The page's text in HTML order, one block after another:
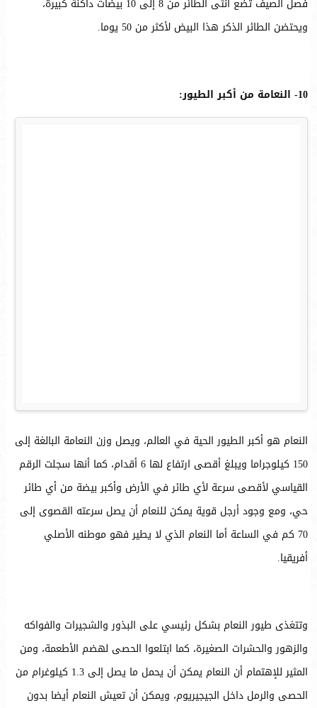
فصل الصيف تضع أنثى الطائر من 8 إلى 10 بيضات داكنة كبيرة،
ويحتضن الطائر الذكر هذا البيض لأكثر من 50 يوما.
10- النعامة من أكبر الطيور:
النعام هو أكبر الطيور الحية في العالم، ويصل وزن النعامة البالغة إلى
150 كيلوجراما ويبلغ أقصى ارتفاع لها 6 أقدام، كما أنها سجلت الرقم
القياسي لأقصى سرعة لأي طائر في الأرض وأكبر بيضة من أي طائر
حي، ومع وجود أرجل قوية يمكن للنعام أن يصل سرعته القصوى إلى
70 كم في الساعة أما النعام الذي لا يطير فهو موطنه الأصلي
أفريقيا.
وتتغذى طيور النعام بشكل رئيسي على البذور والشجيرات والفواكه
والزهور والحشرات الصغيرة، كما ابتلعوا الحصى لهضم الأطعمة، ومن
المثير للإهتمام أن النعام يمكن أن يحمل ما يصل إلى 1.3 كيلوغرام من
الحصى والرمل داخل الجيجيريوم، ويمكن أن تعيش النعام أيضا بدون